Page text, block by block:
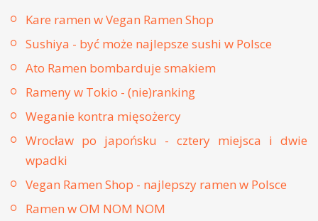
Kare ramen w Vegan Ramen Shop
Sushiya - być może najlepsze sushi w Polsce
Ato Ramen bombarduje smakiem
Rameny w Tokio - (nie)ranking
Weganie kontra mięsożercy
Wrocław po japońsku - cztery miejsca i dwie
wpadki
Vegan Ramen Shop - najlepszy ramen w Polsce
Ramen w OM NOM NOM